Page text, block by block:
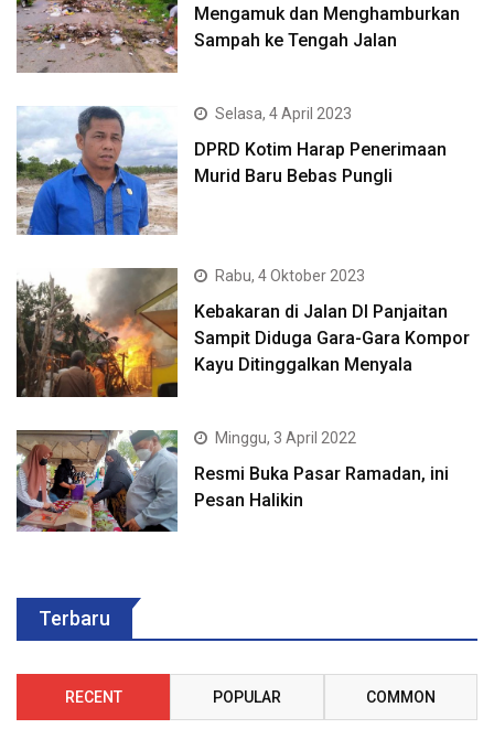
Mengamuk dan Menghamburkan
Sampah ke Tengah Jalan
Selasa, 4 April 2023
DPRD Kotim Harap Penerimaan
Murid Baru Bebas Pungli
Rabu, 4 Oktober 2023
Kebakaran di Jalan DI Panjaitan
Sampit Diduga Gara-Gara Kompor
Kayu Ditinggalkan Menyala
Minggu, 3 April 2022
Resmi Buka Pasar Ramadan, ini
Pesan Halikin
Terbaru
RECENT POPULAR COMMON